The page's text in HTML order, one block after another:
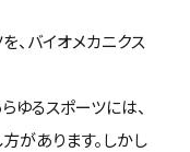
、バイオメカニクス
ゆるスポーツには、
があります。しかし